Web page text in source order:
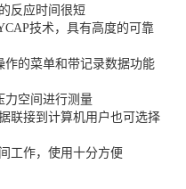
反应时间很短
技术，具有高度的可靠
作的菜单和带记录数据功能
力空间进行测量
联接到计算机用户也可选择
工作，使用十分方便